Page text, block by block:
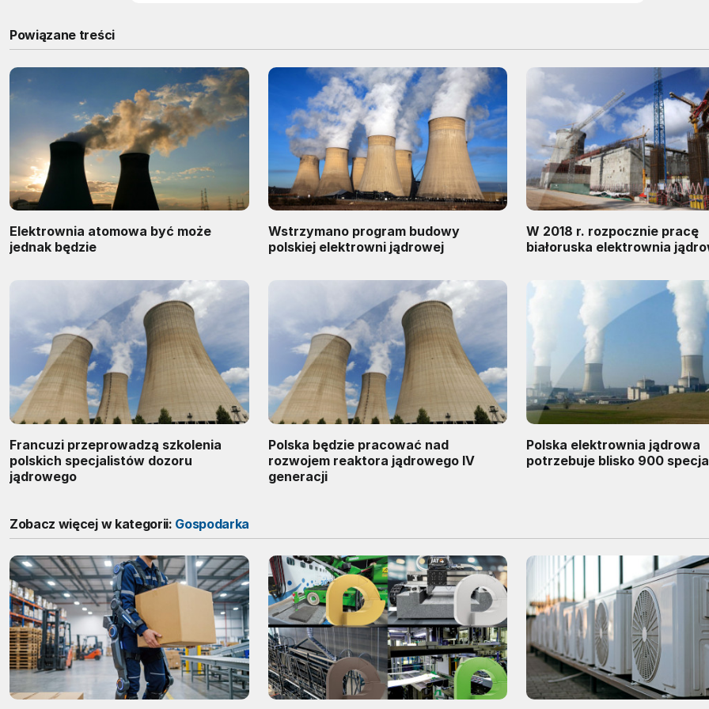
Powiązane treści
Elektrownia atomowa być może
jednak będzie
Wstrzymano program budowy
polskiej elektrowni jądrowej
W 2018 r. rozpocznie pracę
białoruska elektrownia
Francuzi przeprowadzą szkolenia
polskich specjalistów dozoru
jądrowego
Polska będzie pracować nad
rozwojem reaktora jądrowego IV
generacji
Polska elektrownia jądrowa
potrzebuje blisko 900
Zobacz więcej w kategorii: Gospodarka